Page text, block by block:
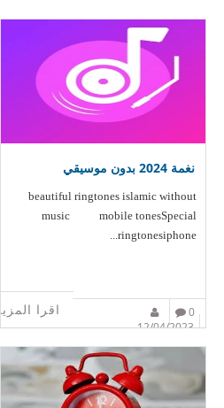
نغمة 2024 بدون موسيقي
beautiful ringtones islamic without
music mobile tonesSpecial
ringtonesiphone...
اقرا المزيد
0
12/04/2023